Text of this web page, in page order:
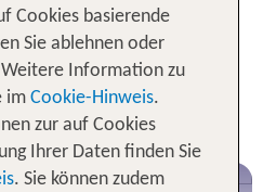
von TUI - Unser
Cookies basierende
Sie ablehnen oder
Information zu
im Cookie-Hinweis.
zur auf Cookies
Ihrer Daten finden Sie
. Sie können zudem